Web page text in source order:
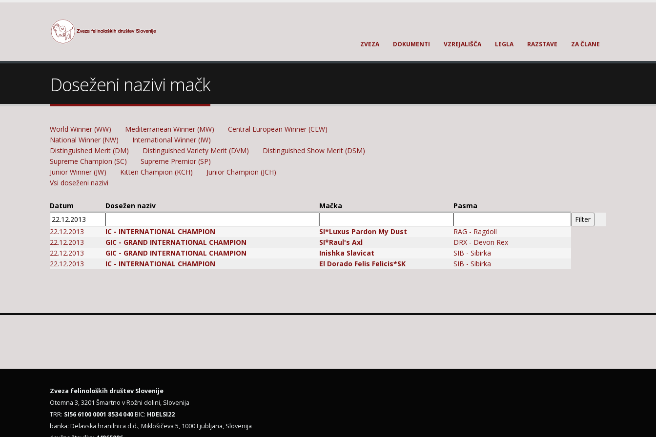
ZVEZA DOKUMENTI VZREJALIŠČA LEGLA RAZSTAVE ZA ČLANE
Doseženi nazivi mačk
World Winner (WW) Mediterranean Winner (MW)
Central European Winner (CEW)
National Winner (NW)
International Winner (IW)
Distinguished Merit (DM)
Distinguished Variety Merit (DVM)
Distinguished Show Merit (DSM)
Supreme Champion (SC)
Supreme Premior (SP)
Junior Winner (JW)
Kitten Champion (KCH)
Junior Champion (JCH)
Vsi doseženi nazivi
Datum Dosežen naziv Mačka Pasma
22.12.2013 IC - INTERNATIONAL CHAMPION SI*Luxus Pardon My Dust
RAG - Ragdoll
22.12.2013
GIC - GRAND INTERNATIONAL CHAMPION SI*Raul's Axl
DRX - Devon Rex
22.12.2013
GIC - GRAND INTERNATIONAL CHAMPION Inishka Slavicat
SIB - Sibirka
22.12.2013
IC - INTERNATIONAL CHAMPION El Dorado Felis Felicis*SK SIB - Sibirka
Zveza felinoloških društev Slovenije
Otemna 3, 3201 Šmartno v Rožni dolini, Slovenija
TRR: SI56 6100 0001 8534 040BIC: HDELSI22
banka: Delavska hranilnica d.d., Miklošičeva 5, 1000 Ljubljana, Slovenija